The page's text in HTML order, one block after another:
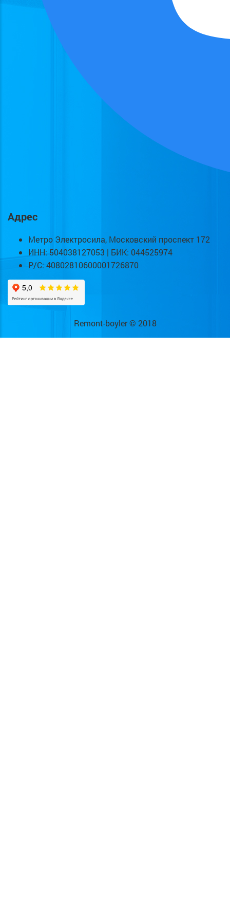
Адрес
Метро Электросила, Московский проспект 172
ИНН: 504038127053 | БИК: 044525974
Р/С: 40802810600001726870
Remont-boyler © 2018